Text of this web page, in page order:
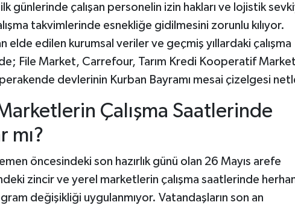
günlerinde çalışan personelin izin hakları ve lojistik
takvimlerinde esnekliğe gidilmesini zorunlu kılıyor.
elde edilen kurumsal veriler ve geçmiş yıllardaki çalışma
File Market, Carrefour, Tarım Kredi Kooperatif
devlerinin Kurban Bayramı mesai çizelgesi
Çalışma Saatlerinde
mı?
öncesindeki son hazırlık günü olan 26 Mayıs arefe
zincir ve yerel marketlerin çalışma saatlerinde
değişikliği uygulanmıyor. Vatandaşların son an